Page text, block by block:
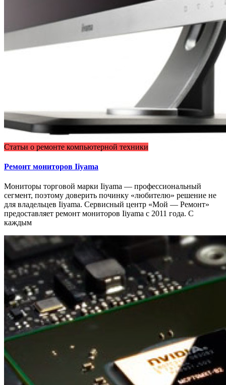
Статьи о ремонте компьютерной техники
Ремонт мониторов Iiyama
Мониторы торговой марки Iiyama — профессиональный
сегмент, поэтому доверить починку «любителю» решение не
для владельцев Iiyama. Сервисный центр «Мой — Ремонт»
предоставляет ремонт мониторов Iiyama с 2011 года. С
каждым